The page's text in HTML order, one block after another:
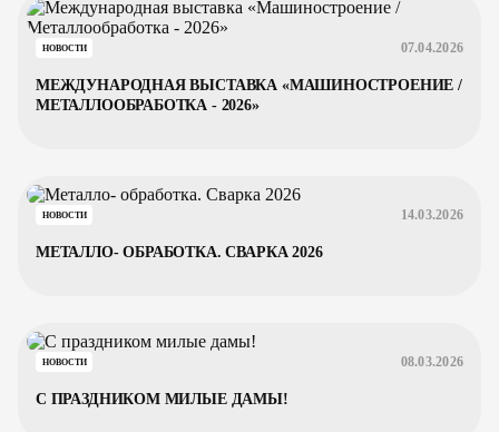
НОВОСТИ 07.04.2026
МЕЖДУНАРОДНАЯ ВЫСТАВКА «МАШИНОСТРОЕНИЕ /
МЕТАЛЛООБРАБОТКА - 2026»
НОВОСТИ 14.03.2026
МЕТАЛЛО- ОБРАБОТКА. СВАРКА 2026
НОВОСТИ 08.03.2026
С ПРАЗДНИКОМ МИЛЫЕ ДАМЫ!